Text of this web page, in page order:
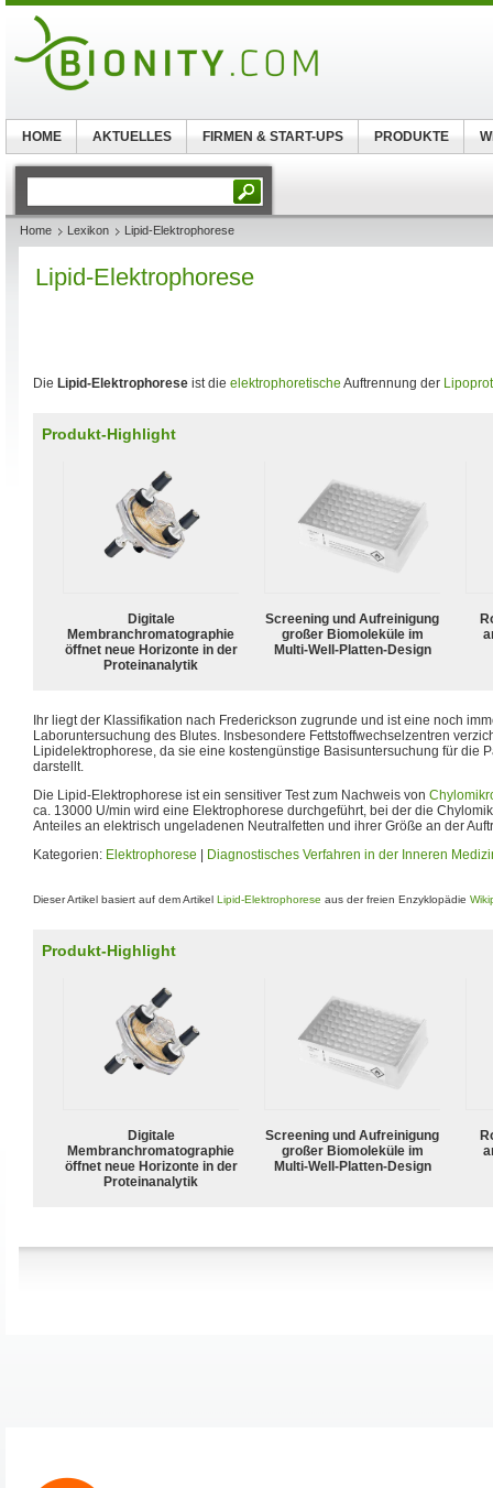
Home Lexikon Lipid-Elektrophorese
Lipid-Elektrophorese
Die Lipid-Elektrophorese ist die elektrophoretische Auftrennung der
Produkt-Highlight
Digitale
Membranchromatographie
öffnet neue Horizonte in der
Proteinanalytik
Screening und Aufreinigung
großer Biomoleküle im
Multi-Well-Platten-Design
Ihr liegt der Klassifikation nach Frederickson zugrunde und ist eine noch
Laboruntersuchung des Blutes. Insbesondere Fettstoffwechselzentren
Lipidelektrophorese, da sie eine kostengünstige Basisuntersuchung für die
darstellt.
Die Lipid-Elektrophorese ist ein sensitiver Test zum Nachweis von
ca. 13000 U/min wird eine Elektrophorese durchgeführt, bei der die
Anteiles an elektrisch ungeladenen Neutralfetten und ihrer Größe an der
Kategorien: Elektrophorese Diagnostisches Verfahren in der Inneren
Dieser Artikel basiert auf dem Artikel Lipid-Elektrophorese aus der freien Enzyklopädie
Produkt-Highlight
Digitale
Membranchromatographie
öffnet neue Horizonte in der
Proteinanalytik
Screening und Aufreinigung
großer Biomoleküle im
Multi-Well-Platten-Design
HOME AKTUELLES FIRMEN & START-UPS PRODUKTE